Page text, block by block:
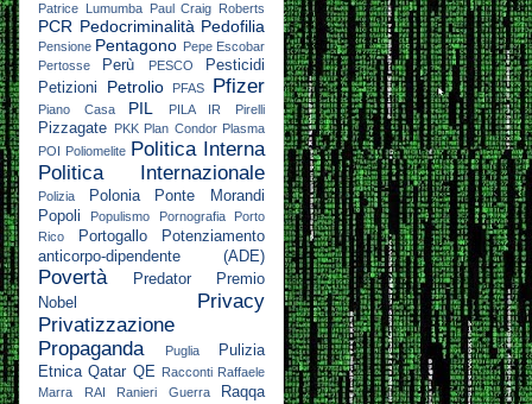
Patrice Lumumba
Paul Craig Roberts
PCR Pedocriminalità Pedofilia
Pensione Pentagono Pepe Escobar
Pertosse
Perù PESCO
Pesticidi
Petizioni
Petrolio PFAS Pfizer
Piano Casa PIL PILA IR Pirelli
Pizzagate PKK Plan Condor Plasma
POI Poliomelite Politica Interna
Politica Internazionale
Polizia Polonia
Ponte Morandi
Popoli
Populismo Pornografia
Porto
Rico
Portogallo
Potenziamento
anticorpo-dipendente (ADE)
Povertà Predator
Premio
Nobel
Privacy
Privatizzazione
Propaganda
Puglia
Pulizia
Etnica Qatar QE Racconti Raffaele
Marra
RAI Ranieri Guerra Raqqa